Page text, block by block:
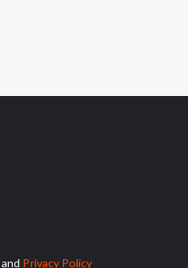
and Privacy Policy